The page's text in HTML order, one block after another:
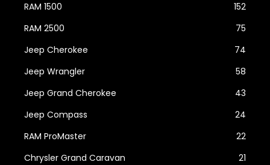
RAM 1500
152
RAM 2500
75
Jeep Cherokee
74
Jeep Wrangler
58
Jeep Grand Cherokee
43
Jeep Compass
24
RAM ProMaster
22
Chrysler Grand Caravan
21